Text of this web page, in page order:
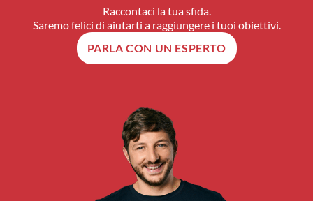
Raccontaci la tua sfida.
Saremo felici di aiutarti a raggiungere i tuoi obiettivi.
PARLA CON UN ESPERTO